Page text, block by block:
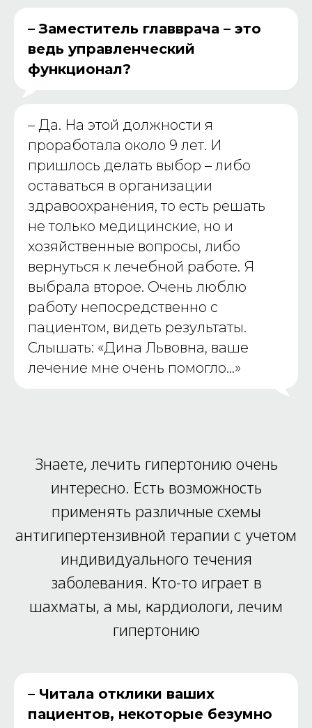
– Заместитель главврача – это
ведь управленческий
функционал?
– Да. На этой должности я
проработала около 9 лет. И
пришлось делать выбор – либо
оставаться в организации
здравоохранения, то есть решать
не только медицинские, но и
хозяйственные вопросы, либо
вернуться к лечебной работе. Я
выбрала второе. Очень люблю
работу непосредственно с
пациентом, видеть результаты.
Слышать: «Дина Львовна, ваше
лечение мне очень помогло…»
Знаете, лечить гипертонию очень
интересно. Есть возможность
применять различные схемы
антигипертензивной терапии с учетом
индивидуального течения
заболевания. Кто-то играет в
шахматы, а мы, кардиологи, лечим
гипертонию
– Читала отклики ваших
пациентов, некоторые безумно